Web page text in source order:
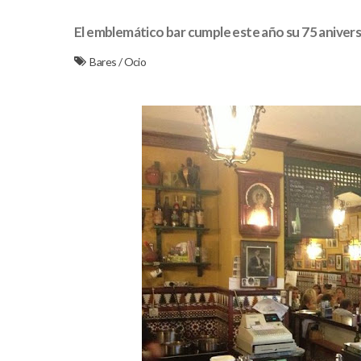
El emblemático bar cumple este año su 75
Bares/Ocio